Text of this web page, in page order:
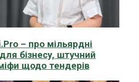
– про мільярдні
бізнесу, штучний
щодо тендерів